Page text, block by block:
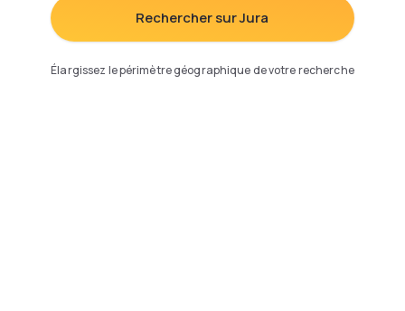
Rechercher sur Jura
Élargissez le périmètre géographique de votre recherche